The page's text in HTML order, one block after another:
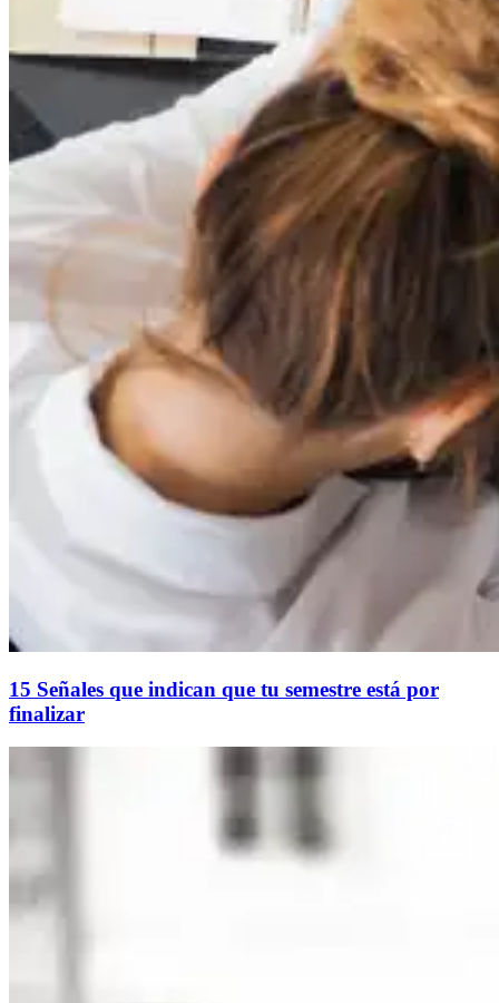
15 Señales que indican que tu semestre está por
finalizar